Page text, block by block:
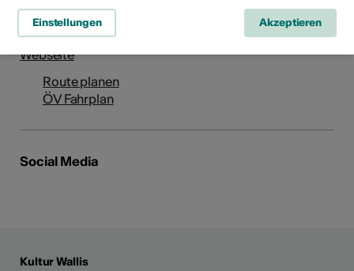
Telefon Tel. +41 (0) 27 967 69 33
E-Mail
Webseite
Route planen
ÖV Fahrplan
Social Media
Kultur Wallis
Einstellungen Akzeptieren